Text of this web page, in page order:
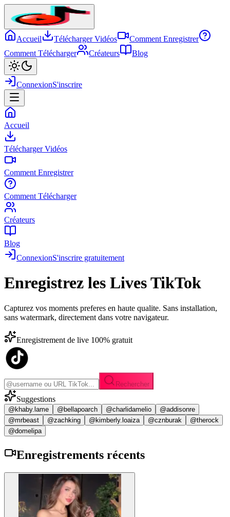
Accueil Télécharger Vidéos
Comment Enregistrer
Comment Télécharger
Créateurs Blog
ConnexionS'inscrire
Accueil
Télécharger Vidéos
Comment Enregistrer
Comment Télécharger
Créateurs
Blog
ConnexionS'inscrire gratuitement
Enregistrez les Lives TikTok
Capturez vos moments preferes en haute qualite. Sans installation,
sans watermark, directement dans votre navigateur.
Enregistrement de live 100% gratuit
Rechercher
Suggestions
@khaby.lame @bellapoarch @charlidamelio
@addisonre
@mrbeast
@zachking @kimberly.loaiza @cznburak
@therock
@domelipa
Enregistrements récents